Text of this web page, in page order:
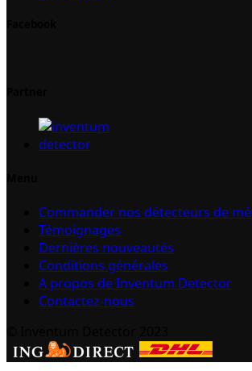
Commander nos détecteurs de
Témoignages
Dernières nouveautés
Conditions générales
A propos de Inventum Detector
Contactez-nous